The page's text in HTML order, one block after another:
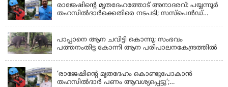
രാജേഷിന്റെ മൃതദേഹത്തോട് അനാദരവ്: പയ്യന്നൂർ
തഹസിൽദാർക്കെതിരെ നടപടി; സസ്പെൻഡ്
പാപ്പാനെ ആന ചവിട്ടി കൊന്നു; സംഭവം
പത്തനംതിട്ട കോന്നി ആന പരിപാലനകേന്ദ്രത്തിൽ
‘രാജേഷിന്‍റെ മൃതദേഹം കൊണ്ടുപോകാന്‍
തഹസില്‍ദാര്‍ പണം ആവശ്യപ്പെട്ടു’;